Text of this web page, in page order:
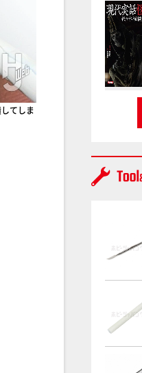
てしま